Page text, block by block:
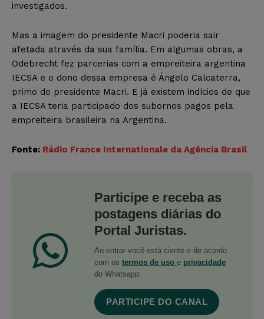
investigados.
Mas a imagem do presidente Macri poderia sair
afetada através da sua família. Em algumas obras, a
Odebrecht fez parcerias com a empreiteira argentina
IECSA e o dono dessa empresa é Ángelo Calcaterra,
primo do presidente Macri. E já existem indícios de que
a IECSA teria participado dos subornos pagos pela
empreiteira brasileira na Argentina.
Fonte: Rádio France Internationale da Agência Brasil
Participe e receba as
postagens diárias do
Portal Juristas.
Ao entrar você está ciente e de acordo
com os termos de uso e privacidade
do Whatsapp.
PARTICIPE DO CANAL